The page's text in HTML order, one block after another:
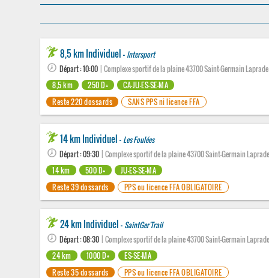
8,5 km Individuel - Intersport
Départ : 10:00 | Complexe sportif de la plaine 43700 Saint-Germain Laprade
8,5 km
250 D+
CA-JU-ES-SE-MA
Reste 220 dossards
SANS PPS ni licence FFA
14 km Individuel - Les Foulées
Départ : 09:30 | Complexe sportif de la plaine 43700 Saint-Germain
14 km
500 D+
JU-ES-SE-MA
Reste 39 dossards
PPS ou licence FFA OBLIGATOIRE
24 km Individuel - SaintGer'Trail
Départ : 08:30 | Complexe sportif de la plaine 43700 Saint-Germain
24 km
1000 D+
ES-SE-MA
Reste 35 dossards
PPS ou licence FFA OBLIGATOIRE